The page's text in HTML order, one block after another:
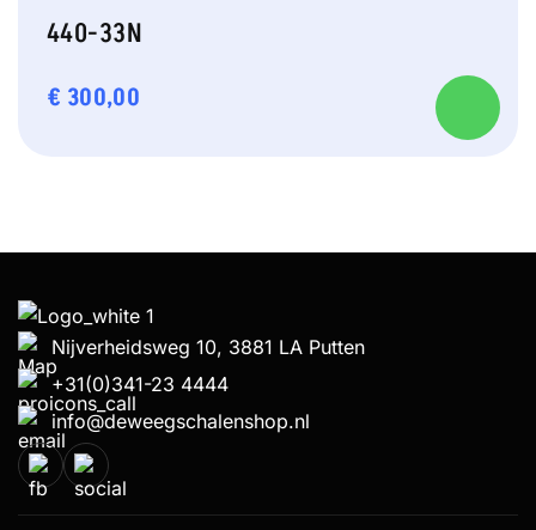
440-33N
€ 300,00
Nijverheidsweg 10, 3881 LA Putten
+31(0)341-23 4444
info@deweegschalenshop.nl